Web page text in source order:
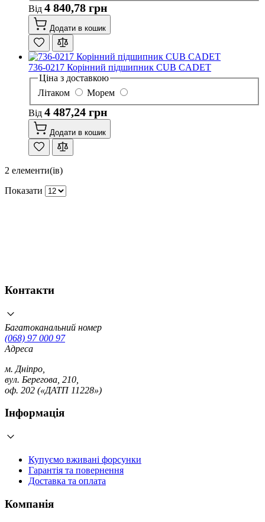
Від 4 840,78 грн
Додати в кошик
736-0217 Корінний підшипник CUB CADET
Ціна з доставкою
Літаком
Морем
Від 4 487,24 грн
Додати в кошик
2 елементи(ів)
Показати
Контакти
Багатоканальний номер
(068) 97 000 97
Адреса
м. Дніпро,
вул. Берегова, 210,
оф. 202 («ДАТП 11228»)
Інформація
Купуємо вживані форсунки
Гарантія та повернення
Доставка та оплата
Компанія